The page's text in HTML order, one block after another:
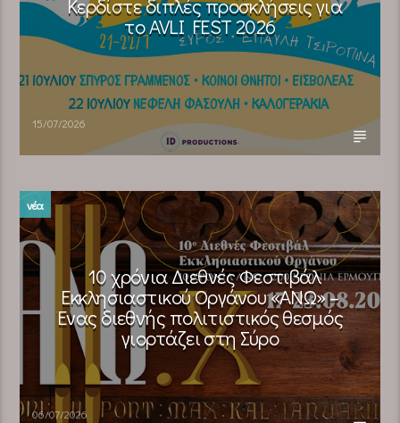
Κερδίστε διπλές προσκλήσεις για
το AVLI FEST 2026
15/07/2026
νέα
10 χρόνια Διεθνές Φεστιβάλ
Εκκλησιαστικού Οργάνου «ΑΝΩ» –
Ένας διεθνής πολιτιστικός θεσμός
γιορτάζει στη Σύρο​
06/07/2026